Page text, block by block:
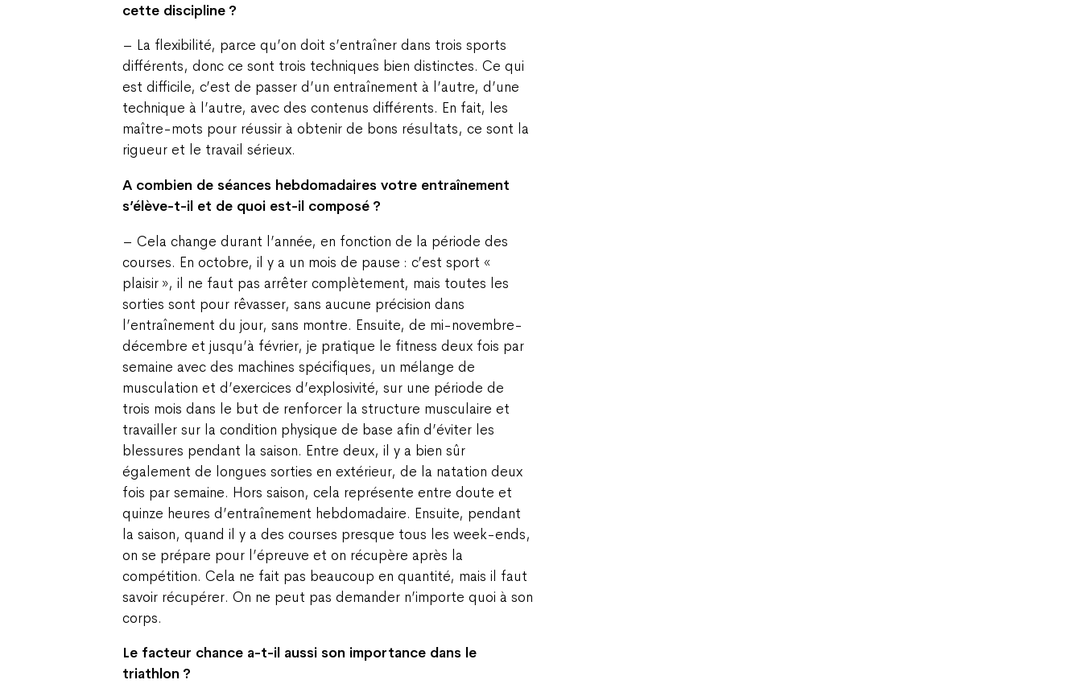
cette discipline ?
– La flexibilité, parce qu’on doit s’entraîner dans trois sports
différents, donc ce sont trois techniques bien distinctes. Ce qui
est difficile, c’est de passer d’un entraînement à l’autre, d’une
technique à l’autre, avec des contenus différents. En fait, les
maître-mots pour réussir à obtenir de bons résultats, ce sont la
rigueur et le travail sérieux.
A combien de séances hebdomadaires votre entraînement
s’élève-t-il et de quoi est-il composé ?
– Cela change durant l’année, en fonction de la période des
courses. En octobre, il y a un mois de pause : c’est sport «
plaisir », il ne faut pas arrêter complètement, mais toutes les
sorties sont pour rêvasser, sans aucune précision dans
l’entraînement du jour, sans montre. Ensuite, de mi-novembre-
décembre et jusqu’à février, je pratique le fitness deux fois par
semaine avec des machines spécifiques, un mélange de
musculation et d’exercices d’explosivité, sur une période de
trois mois dans le but de renforcer la structure musculaire et
travailler sur la condition physique de base afin d’éviter les
blessures pendant la saison. Entre deux, il y a bien sûr
également de longues sorties en extérieur, de la natation deux
fois par semaine. Hors saison, cela représente entre doute et
quinze heures d’entraînement hebdomadaire. Ensuite, pendant
la saison, quand il y a des courses presque tous les week-ends,
on se prépare pour l’épreuve et on récupère après la
compétition. Cela ne fait pas beaucoup en quantité, mais il faut
savoir récupérer. On ne peut pas demander n’importe quoi à son
corps.
Le facteur chance a-t-il aussi son importance dans le
triathlon ?